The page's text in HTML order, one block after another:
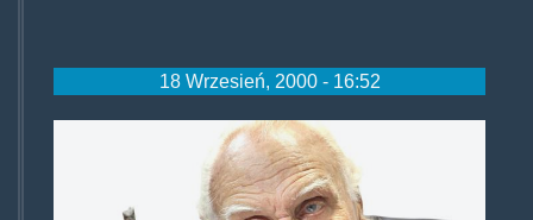
18 Wrzesień, 2000 - 16:52
marco_pannella.jpg